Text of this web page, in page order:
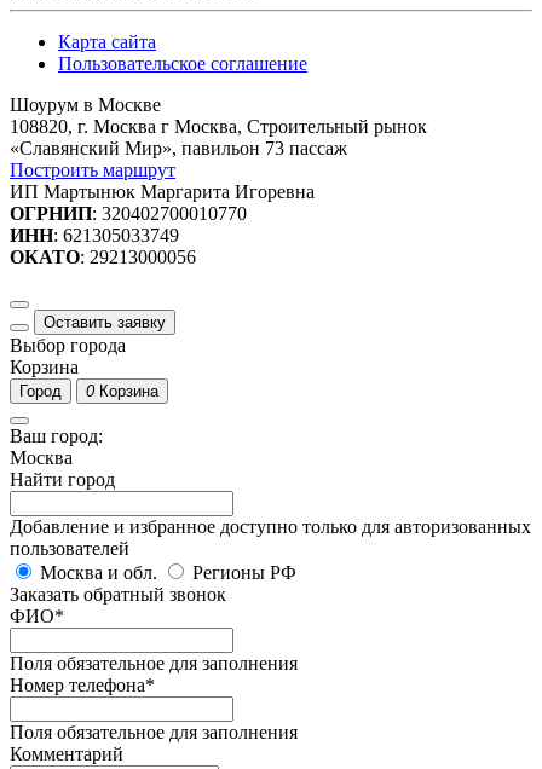
Карта сайта
Пользовательское соглашение
Шоурум в Москве
108820, г. Москва г Москва, Строительный рынок
«Славянский Мир», павильон 73 пассаж
Построить маршрут
ИП Мартынюк Маргарита Игоревна
ОГРНИП: 320402700010770
ИНН: 621305033749
ОКАТО: 29213000056
Оставить заявку
Выбор города
Корзина
Город 0 Корзина
Ваш город:
Москва
Найти город
Добавление и избранное доступно только для авторизованных
пользователей
Москва и обл.
Регионы РФ
Заказать обратный звонок
ФИО*
Поля обязательное для заполнения
Номер телефона*
Поля обязательное для заполнения
Комментарий